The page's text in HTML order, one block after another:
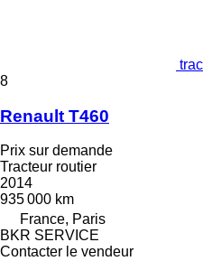
8
Renault T460
Prix sur demande
Tracteur routier
2014
935 000 km
France, Paris
BKR SERVICE
Contacter le vendeur